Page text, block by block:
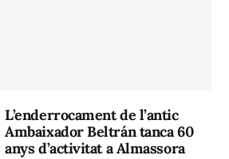
L’enderrocament de l’antic
Ambaixador Beltrán tanca 60
anys d’activitat a Almassora